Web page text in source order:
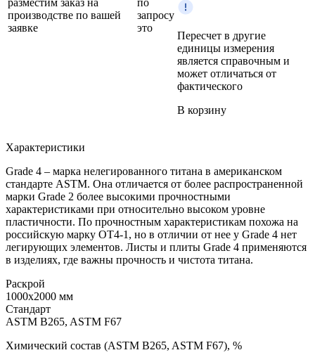
производстве по вашей
заявке
запросу
это
Пересчет в другие
единицы измерения
является справочным и
может отличаться от
фактического
В корзину
Характеристики
Grade 4 – марка нелегированного титана в американском
стандарте ASTM. Она отличается от более распространенной
марки Grade 2 более высокими прочностными
характеристиками при относительно высоком уровне
пластичности. По прочностным характеристикам похожа на
российскую марку ОТ4-1, но в отличии от нее у Grade 4 нет
легирующих элементов. Листы и плиты Grade 4 применяются
в изделиях, где важны прочность и чистота титана.
Раскрой
1000x2000 мм
Стандарт
ASTM B265, ASTM F67
Химический состав (ASTM B265, ASTM F67), %